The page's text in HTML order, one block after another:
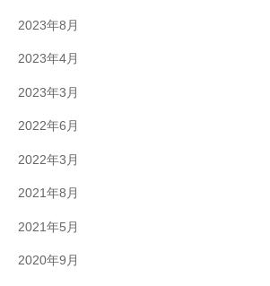
2023年8月
2023年4月
2023年3月
2022年6月
2022年3月
2021年8月
2021年5月
2020年9月